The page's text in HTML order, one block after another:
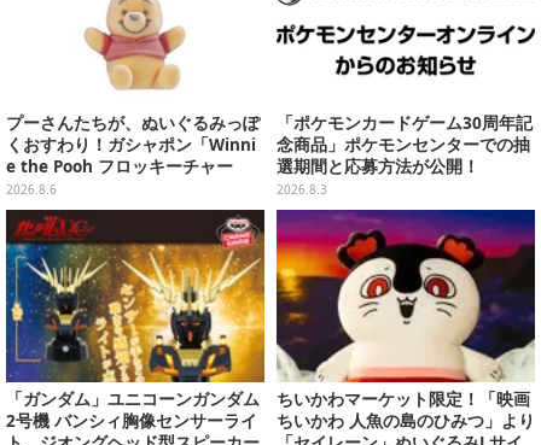
プーさんたちが、ぬいぐるみっぽ
くおすわり！ガシャポン「Winni
e the Pooh フロッキーチャー
ム」ふわふわでどれも可愛い全4
種
2026.8.6
「ポケモンカードゲーム30周年記
念商品」ポケモンセンターでの抽
選期間と応募方法が公開！
2026.8.3
「ガンダム」ユニコーンガンダム
2号機 バンシィ胸像センサーライ
ちいかわマーケット限定！「映画
ちいかわ 人魚の島のひみつ」より